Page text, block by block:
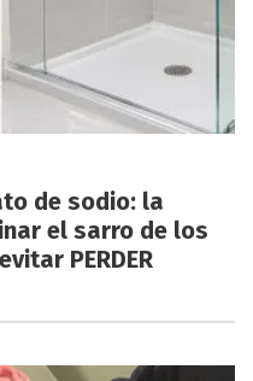
de sodio: la
el sarro de los
PERDER